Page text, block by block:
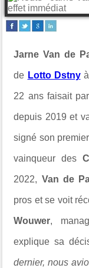
Jarne Van de
de Lotto Dstnyà
22 ans faisait
depuis 2019 et
signé son
vainqueur des
2022, Van de
pros et se voit
Wouwer,
explique sa
dernier, nous